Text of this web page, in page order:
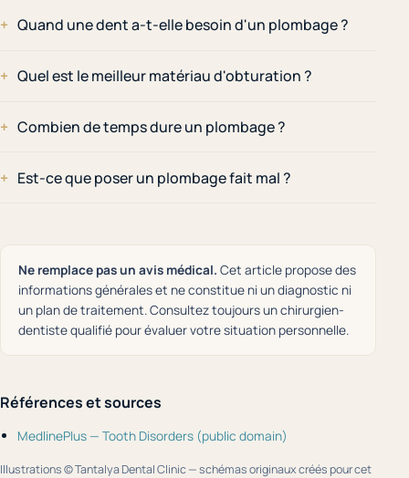
Quand une dent a-t-elle besoin d'un plombage ?
Quel est le meilleur matériau d'obturation ?
Combien de temps dure un plombage ?
Est-ce que poser un plombage fait mal ?
Ne remplace pas un avis médical. Cet article propose des
informations générales et ne constitue ni un diagnostic ni
un plan de traitement. Consultez toujours un chirurgien-
dentiste qualifié pour évaluer votre situation personnelle.
Références et sources
MedlinePlus — Tooth Disorders (public domain)
Illustrations © Tantalya Dental Clinic — schémas originaux créés pour cet